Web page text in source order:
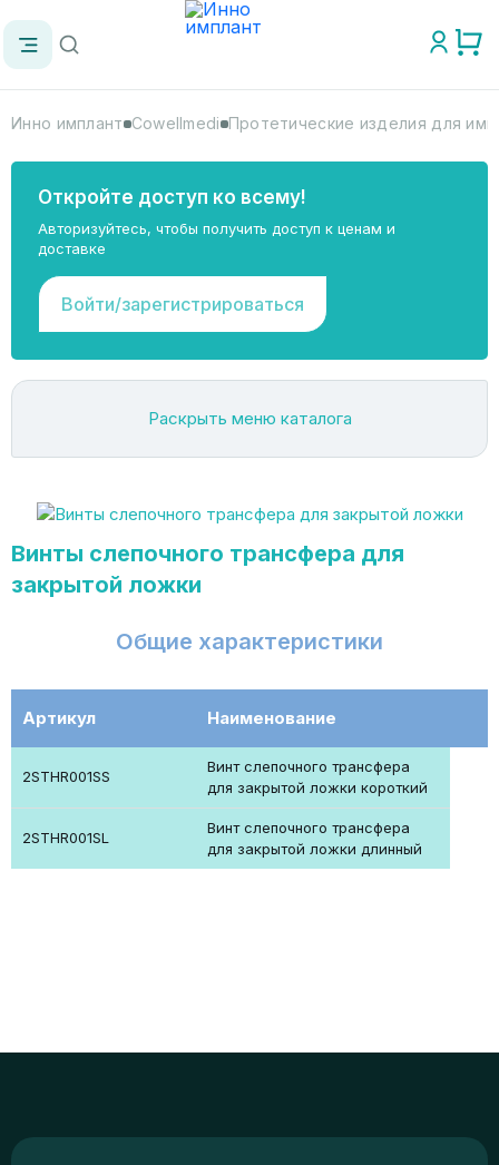
Инно имплант Cowellmedi Протетические изделия для
Откройте доступ ко всему!
Авторизуйтесь, чтобы получить доступ к ценам и
доставке
Войти/зарегистрироваться
Раскрыть меню каталога
Винты слепочного трансфера для
закрытой ложки
Общие характеристики
Артикул Наименование
2STHR001SS
Винт слепочного трансфера
для закрытой ложки короткий
2STHR001SL
Винт слепочного трансфера
для закрытой ложки длинный